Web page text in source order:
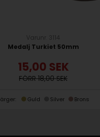
Varunr. 3114
Medalj Turkiet 50mm
18,00
15,00 SEK
Guld Silver Brons